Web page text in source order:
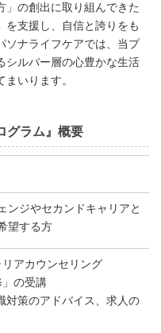
」の創出に取り組んできた
を支援し、自信と誇りをも
ソナライフケアでは、当プ
シルバー層の心豊かな生活
いります。
グラム』概要
ンジやセカンドキャリアと
望する方
アカウンセリング
の受講
対策のアドバイス、求人の